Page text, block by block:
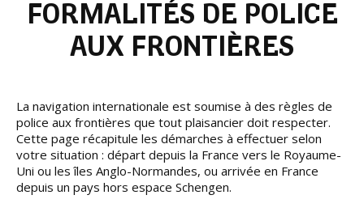
FORMALITÉS DE POLICE
AUX FRONTIÈRES
La navigation internationale est soumise à des règles de
police aux frontières que tout plaisancier doit respecter.
Cette page récapitule les démarches à effectuer selon
votre situation : départ depuis la France vers le Royaume-
Uni ou les îles Anglo-Normandes, ou arrivée en France
depuis un pays hors espace Schengen.